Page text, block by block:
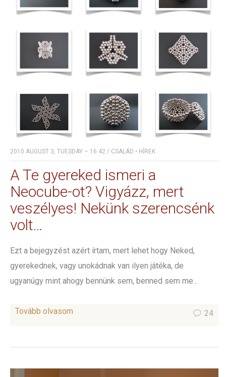
2010 AUGUST 3, TUESDAY – 16:42 / CSALÁD • HÍREK
A Te gyereked ismeri a
Neocube-ot? Vigyázz, mert
veszélyes! Nekünk szerencsénk
volt…
Ezt a bejegyzést azért írtam, mert lehet hogy Neked,
gyerekednek, vagy unokádnak van ilyen játéka, de
ugyanúgy mint ahogy bennünk sem, benned sem me...
Tovább olvasom 24